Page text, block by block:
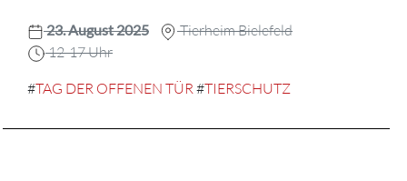
23. August 2025
Tierheim Bielefeld
12-17 Uhr
#TAG DER OFFENEN TÜR #TIERSCHUTZ